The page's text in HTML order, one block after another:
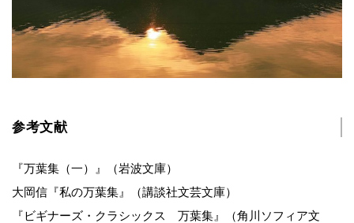
参考文献
『万葉集（一）』（岩波文庫）
大岡信『私の万葉集』（講談社文芸文庫）
『ビギナーズ・クラシックス 万葉集』（角川ソフィア文